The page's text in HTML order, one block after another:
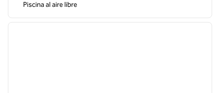
Piscina al aire libre
1 de 12